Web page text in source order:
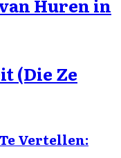
Huren in
(Die Ze
Vertellen: